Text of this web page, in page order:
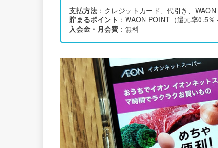
支払方法：クレジットカード、代引き、
貯まるポイント ：WAON POINT（還元率0.5％
入会金・月会費：無料